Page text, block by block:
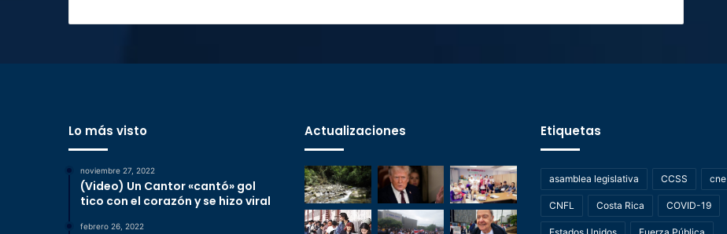
Lo más visto
noviembre 27, 2022
(Video) Un Cantor «cantó» gol
tico con el corazón y se hizo viral
febrero 26, 2022
Actualizaciones Etiquetas
asamblea legislativa CCSS cne
CNFL Costa Rica COVID-19